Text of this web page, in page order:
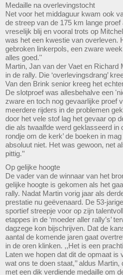
Medaille na overlevingstocht
Net voor het middaguur kwam ook
de streep van de 175 km lange
vreselijk blij en vooral trots op
was het een kwestie van overleven.
gebroken linkerpols, een zware
alles goed.''
Martin, Jan van der Vaet en Richard
in de rally. Die ‘overlevingsdrang’
Van den Brink senior kreeg het
De slotproef was allesbehalve een
zware en toch nog gevaarlijke proef
meerdere rijders in de problemen
door het vele stof lag het gevaar op
die als twaalfde werd geklasseerd in
rondje om de kerk’ de boeken in
absoluut niet. Het was gewoon, net
pittig.’’
Op gelijke hoogte
De vader van de winnaar van het
gelijke hoogte is gekomen als het
rally. Nadat Martin vorig jaar als
prestatie nu geëvenaard. De 53-
sportief streepje voor op zijn
etappes in de ‘moeder aller rally’s’
dagzege kon bijschrijven. Dat de
aantal de komende jaren gaat
in de oren klinken. ,,Het is een
Laten we hopen dat dit de opmaat is
wat ons te doen staat,’’ aldus
met een dik verdiende medaille om